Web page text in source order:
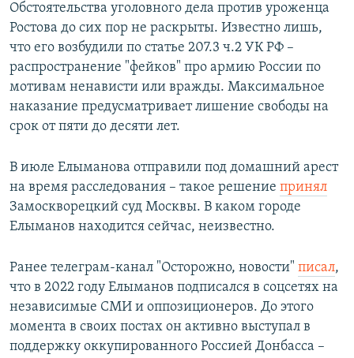
Обстоятельства уголовного дела против уроженца
Ростова до сих пор не раскрыты. Известно лишь,
что его возбудили по статье 207.3 ч.2 УК РФ –
распространение "фейков" про армию России по
мотивам ненависти или вражды. Максимальное
наказание предусматривает лишение свободы на
срок от пяти до десяти лет.
В июле Елыманова отправили под домашний арест
на время расследования – такое решение принял
Замоскворецкий суд Москвы. В каком городе
Елыманов находится сейчас, неизвестно.
Ранее телеграм-канал "Осторожно, новости" писал,
что в 2022 году Елыманов подписался в соцсетях на
независимые СМИ и оппозиционеров. До этого
момента в своих постах он активно выступал в
поддержку оккупированного Россией Донбасса –